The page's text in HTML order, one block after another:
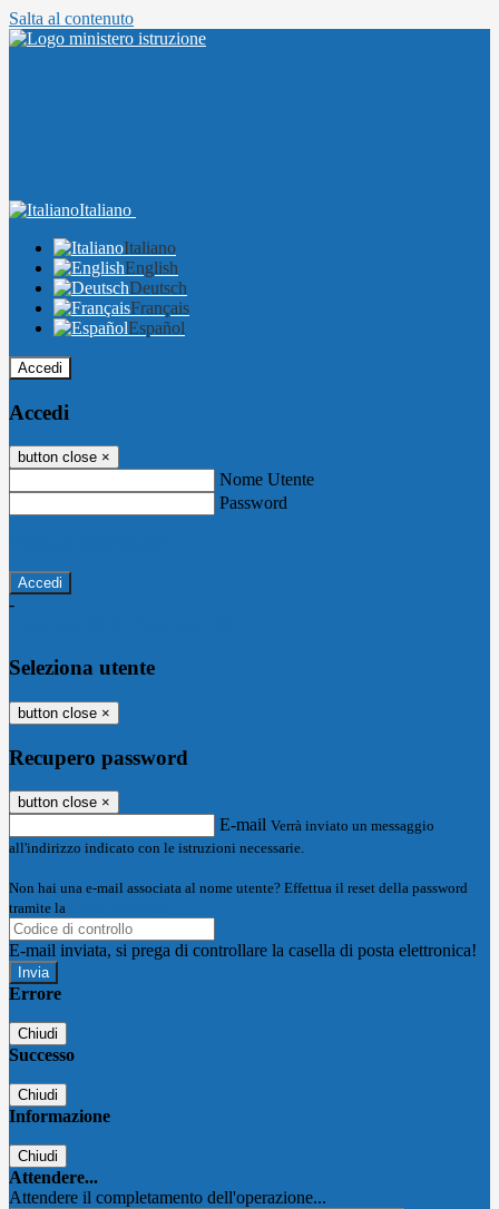
Salta al contenuto
Italiano
Italiano
English
Deutsch
Français
Español
Accedi
Accedi
button close ×
Nome Utente
Password
-
Seleziona utente
button close ×
Recupero password
button close ×
E-mail Verrà inviato un messaggio
all'indirizzo indicato con le istruzioni necessarie.
Non hai una e-mail associata al nome utente? Effettua il reset della password
tramite la
E-mail inviata, si prega di controllare la casella di posta elettronica!
Errore
Chiudi
Successo
Chiudi
Informazione
Chiudi
Attendere...
Attendere il completamento dell'operazione...